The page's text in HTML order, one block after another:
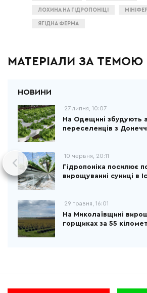
ЛОХИНА НА ГІДРОПОНІЦІ
ЯГІДНА ФЕРМА
МАТЕРІАЛИ ЗА ТЕМОЮ
27 липня, 10:07
На Одещині збудують
переселенців з
10 червня, 20:11
Гідропоніка посилює
вирощуванні суниці в
29 травня, 16:01
На Миколаївщині
горщиках за 55